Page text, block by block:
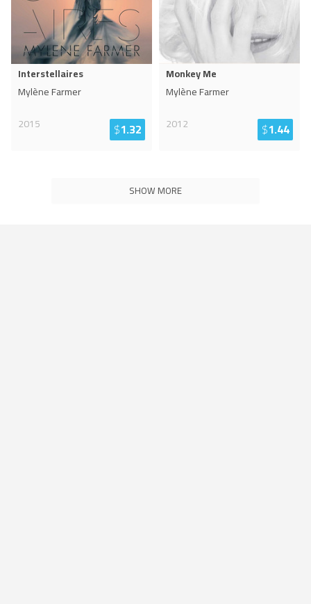
Interstellaires
Mylène Farmer
2015
$1.32
Monkey Me
Mylène Farmer
2012
$1.44
SHOW MORE